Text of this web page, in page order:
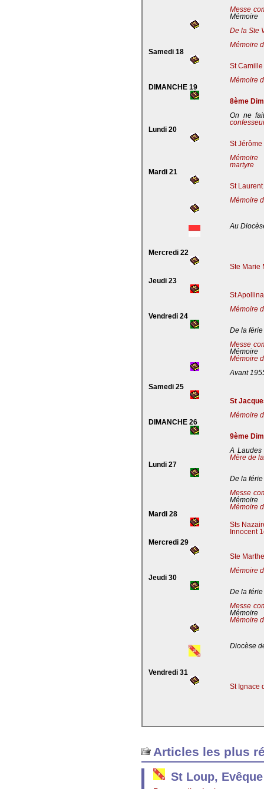
Messe
Mémoire
De la Ste
Mémoire
Samedi 18
St
Mémoire
DIMANCHE 19
8ème
On ne
Lundi 20
St
Mémoire
martyre
Mardi 21
St
Mémoire
Au
Mercredi 22
Ste Marie
Jeudi 23
St
Mémoire
Vendredi 24
De la férie
Messe
Mémoire
Mémoire
Avant
Samedi 25
St
Mémoire
DIMANCHE 26
9ème
A
Mère de
Lundi 27
De la férie
Messe
Mémoire
Mémoire
Mardi 28
Sts
Innocent
Mercredi 29
Ste
Mémoire
Jeudi 30
De la férie
Messe
Mémoire
Mémoire
Diocèse
Vendredi 31
St Ignace
Articles les plus
St Loup,